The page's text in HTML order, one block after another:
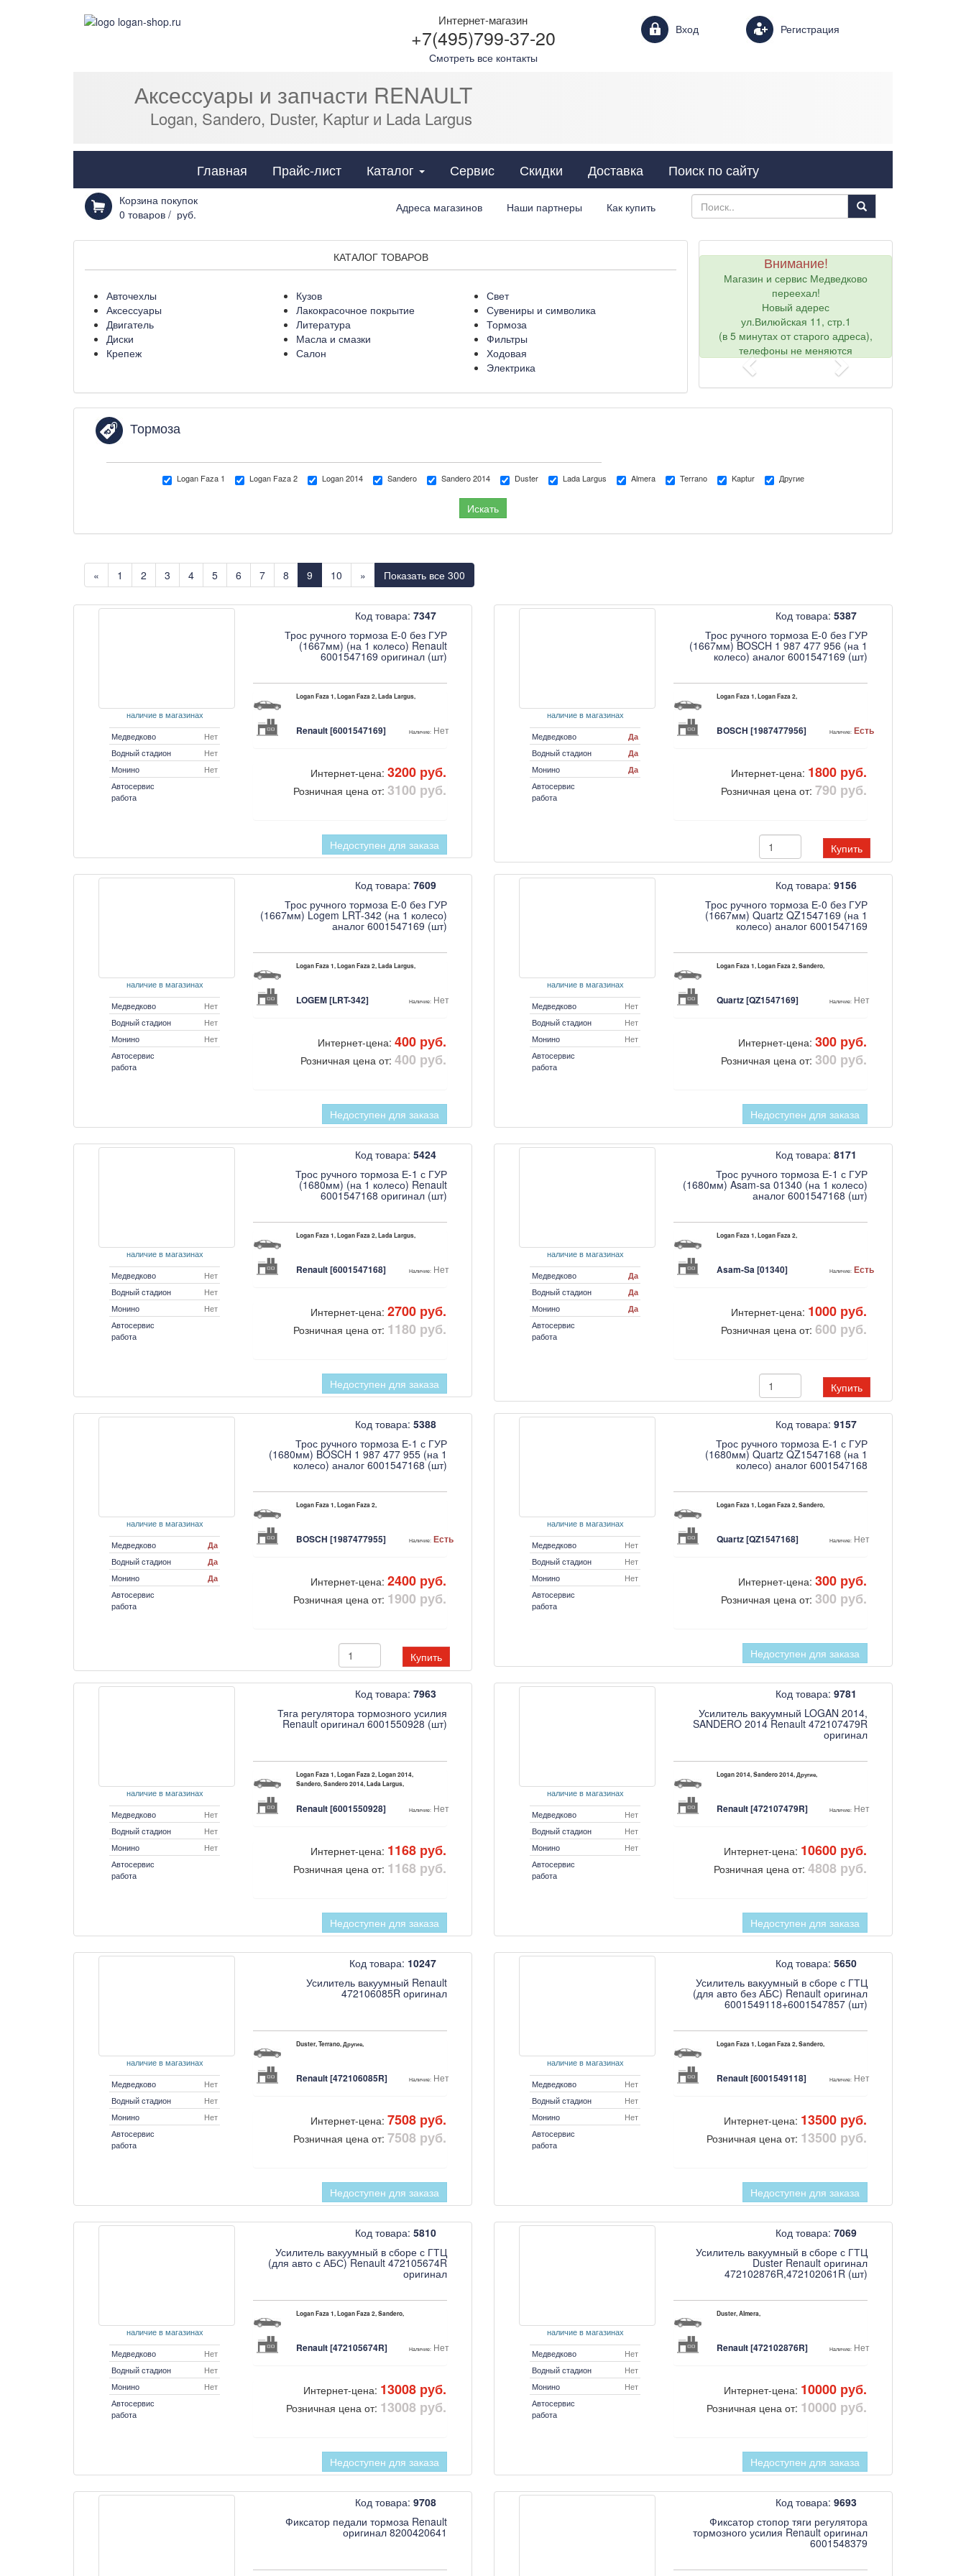
Интернет-магазин
+7(495)799-37-20
Смотреть все контакты
Вход Login form Регистрация
Аксессуары и запчасти RENAULT
Logan, Sandero, Duster, Kaptur и Lada Largus
Главная Прайс-лист Каталог Cats Сервис Скидки Доставка Поиск по сайту
Корзина покупок
0 товаров / руб. Адреса магазинов Наши партнеры Как купить
КАТАЛОГ ТОВАРОВ
Авточехлы
Аксессуары
Двигатель
Диски
Крепеж
Кузов
Лакокрасочное покрытие
Литература
Масла и смазки
Салон
Свет
Сувениры и символика
Тормоза
Фильтры
Ходовая
Электрика
Внимание!
Магазин и сервис Медведково
переехал!
Новый адерес
ул.Вилюйская 11, стр.1
(в 5 минутах от старого адреса),
телефоны не меняются
Тормоза
Logan Faza 1 Logan Faza 2 Logan 2014 Sandero Sandero 2014 Duster Lada Largus Almera Terrano Kaptur Другие
« 1 2 3 4 5 6 7 8 9 10 » Показать все 300
наличие в магазинах
Медведково
Нет
Водный стадион
Нет
Монино
Нет
Автосервис
работа
Код товара: 7347
Трос ручного тормоза Е-0 без ГУР
(1667мм) (на 1 колесо) Renault
6001547169 оригинал (шт)
Logan Faza 1, Logan Faza 2, Lada Largus,
Renault [6001547169] Наличие: Нет
Интернет-цена: 3200 руб.
Розничная цена от: 3100 руб.
Недоступен для заказа
наличие в магазинах
Медведково
Да
Водный стадион
Да
Монино
Да
Автосервис
работа
Код товара: 5387
Трос ручного тормоза Е-0 без ГУР
(1667мм) BOSCH 1 987 477 956 (на 1
колесо) аналог 6001547169 (шт)
Logan Faza 1, Logan Faza 2,
BOSCH [1987477956] Наличие: Есть
Интернет-цена: 1800 руб.
Розничная цена от: 790 руб.
Купить
наличие в магазинах
Медведково
Нет
Водный стадион
Нет
Монино
Нет
Автосервис
работа
Код товара: 7609
Трос ручного тормоза Е-0 без ГУР
(1667мм) Logem LRT-342 (на 1 колесо)
аналог 6001547169 (шт)
Logan Faza 1, Logan Faza 2, Lada Largus,
LOGEM [LRT-342] Наличие: Нет
Интернет-цена: 400 руб.
Розничная цена от: 400 руб.
Недоступен для заказа
наличие в магазинах
Медведково
Нет
Водный стадион
Нет
Монино
Нет
Автосервис
работа
Код товара: 9156
Трос ручного тормоза Е-0 без ГУР
(1667мм) Quartz QZ1547169 (на 1
колесо) аналог 6001547169
Logan Faza 1, Logan Faza 2, Sandero,
Quartz [QZ1547169] Наличие: Нет
Интернет-цена: 300 руб.
Розничная цена от: 300 руб.
Недоступен для заказа
наличие в магазинах
Медведково
Нет
Водный стадион
Нет
Монино
Нет
Автосервис
работа
Код товара: 5424
Трос ручного тормоза Е-1 с ГУР
(1680мм) (на 1 колесо) Renault
6001547168 оригинал (шт)
Logan Faza 1, Logan Faza 2, Lada Largus,
Renault [6001547168] Наличие: Нет
Интернет-цена: 2700 руб.
Розничная цена от: 1180 руб.
Недоступен для заказа
наличие в магазинах
Медведково
Да
Водный стадион
Да
Монино
Да
Автосервис
работа
Код товара: 8171
Трос ручного тормоза Е-1 с ГУР
(1680мм) Asam-sa 01340 (на 1 колесо)
аналог 6001547168 (шт)
Logan Faza 1, Logan Faza 2,
Asam-Sa [01340] Наличие: Есть
Интернет-цена: 1000 руб.
Розничная цена от: 600 руб.
Купить
наличие в магазинах
Медведково
Да
Водный стадион
Да
Монино
Да
Автосервис
работа
Код товара: 5388
Трос ручного тормоза Е-1 с ГУР
(1680мм) BOSCH 1 987 477 955 (на 1
колесо) аналог 6001547168 (шт)
Logan Faza 1, Logan Faza 2,
BOSCH [1987477955] Наличие: Есть
Интернет-цена: 2400 руб.
Розничная цена от: 1900 руб.
Купить
наличие в магазинах
Медведково
Нет
Водный стадион
Нет
Монино
Нет
Автосервис
работа
Код товара: 9157
Трос ручного тормоза Е-1 с ГУР
(1680мм) Quartz QZ1547168 (на 1
колесо) аналог 6001547168
Logan Faza 1, Logan Faza 2, Sandero,
Quartz [QZ1547168] Наличие: Нет
Интернет-цена: 300 руб.
Розничная цена от: 300 руб.
Недоступен для заказа
наличие в магазинах
Медведково
Нет
Водный стадион
Нет
Монино
Нет
Автосервис
работа
Код товара: 7963
Тяга регулятора тормозного усилия
Renault оригинал 6001550928 (шт)
Logan Faza 1, Logan Faza 2, Logan 2014,
Sandero, Sandero 2014, Lada Largus,
Renault [6001550928] Наличие: Нет
Интернет-цена: 1168 руб.
Розничная цена от: 1168 руб.
Недоступен для заказа
наличие в магазинах
Медведково
Нет
Водный стадион
Нет
Монино
Нет
Автосервис
работа
Код товара: 9781
Усилитель вакуумный LOGAN 2014,
SANDERO 2014 Renault 472107479R
оригинал
Logan 2014, Sandero 2014, Другие,
Renault [472107479R] Наличие: Нет
Интернет-цена: 10600 руб.
Розничная цена от: 4808 руб.
Недоступен для заказа
наличие в магазинах
Медведково
Нет
Водный стадион
Нет
Монино
Нет
Автосервис
работа
Код товара: 10247
Усилитель вакуумный Renault
472106085R оригинал
Duster, Terrano, Другие,
Renault [472106085R] Наличие: Нет
Интернет-цена: 7508 руб.
Розничная цена от: 7508 руб.
Недоступен для заказа
наличие в магазинах
Медведково
Нет
Водный стадион
Нет
Монино
Нет
Автосервис
работа
Код товара: 5650
Усилитель вакуумный в сборе с ГТЦ
(для авто без АБС) Renault оригинал
6001549118+6001547857 (шт)
Logan Faza 1, Logan Faza 2, Sandero,
Renault [6001549118] Наличие: Нет
Интернет-цена: 13500 руб.
Розничная цена от: 13500 руб.
Недоступен для заказа
наличие в магазинах
Медведково
Нет
Водный стадион
Нет
Монино
Нет
Автосервис
работа
Код товара: 5810
Усилитель вакуумный в сборе с ГТЦ
(для авто с АБС) Renault 472105674R
оригинал
Logan Faza 1, Logan Faza 2, Sandero,
Renault [472105674R] Наличие: Нет
Интернет-цена: 13008 руб.
Розничная цена от: 13008 руб.
Недоступен для заказа
наличие в магазинах
Медведково
Нет
Водный стадион
Нет
Монино
Нет
Автосервис
работа
Код товара: 7069
Усилитель вакуумный в сборе с ГТЦ
Duster Renault оригинал
472102876R,472102061R (шт)
Duster, Almera,
Renault [472102876R] Наличие: Нет
Интернет-цена: 10000 руб.
Розничная цена от: 10000 руб.
Недоступен для заказа
Код товара: 9708
Фиксатор педали тормоза Renault
оригинал 8200420641
Код товара: 9693
Фиксатор стопор тяги регулятора
тормозного усилия Renault оригинал
6001548379